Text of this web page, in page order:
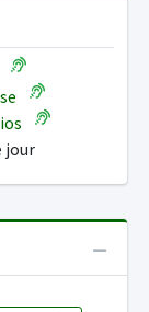
jour